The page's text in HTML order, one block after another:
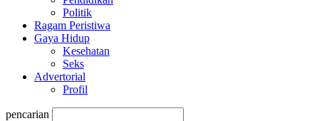
Politik
Ragam Peristiwa
Gaya Hidup
Kesehatan
Seks
Advertorial
Profil
pencarian